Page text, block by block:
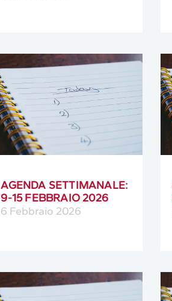
AGENDA SETTIMANALE:
9-15 FEBBRAIO 2026
6 Febbraio 2026